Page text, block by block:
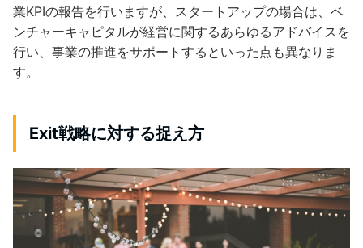
業KPIの報告を行いますが、スタートアップの場合は、ベ
ンチャーキャピタルが経営に関するあらゆるアドバイスを
行い、事業の推進をサポートするといった点も異なりま
す。
Exit戦略に対する捉え方